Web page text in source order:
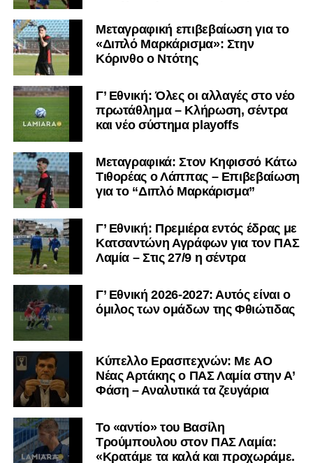
Μεταγραφική επιβεβαίωση για το
«Διπλό Μαρκάρισμα»: Στην
Κόρινθο ο Ντότης
Γ’ Εθνική: Όλες οι αλλαγές στο νέο
πρωτάθλημα – Κλήρωση, σέντρα
και νέο σύστημα playoffs
Μεταγραφικά: Στον Κηφισσό Κάτω
Τιθορέας ο Λάππας – Επιβεβαίωση
για το “Διπλό Μαρκάρισμα”
Γ’ Εθνική: Πρεμιέρα εντός έδρας με
Κατσαντώνη Αγράφων για τον ΠΑΣ
Λαμία – Στις 27/9 η σέντρα
Γ’ Εθνική 2026-2027: Αυτός είναι ο
όμιλος των ομάδων της Φθιώτιδας
Kύπελλο Ερασιτεχνών: Με AO
Nέας Αρτάκης ο ΠΑΣ Λαμία στην Α’
Φάση – Αναλυτικά τα ζευγάρια
Το «αντίο» του Βασίλη
Τρούμπουλου στον ΠΑΣ Λαμία:
«Κρατάμε τα καλά και προχωράμε.